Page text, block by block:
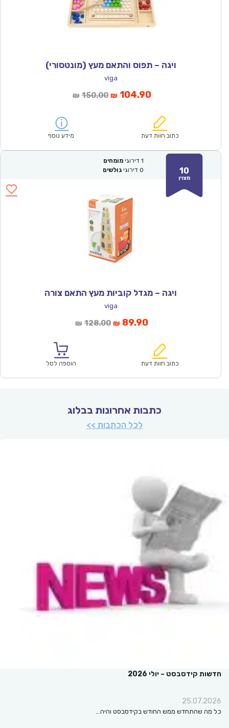
ויגה – תפוס והתאם מעץ (מונטסורי)
viga
₪ 150.00המחיר
₪150.00.
₪ 104.90המחיר
הוא:
כתוב חוות דעת מידע נוסף
10
מצוין
1 דירוגי מומחים
0 דירוגי גולשים
ויגה – מגדל קוביות מעץ התאם צורה
viga
₪ 128.00המחיר
₪128.00.
₪ 89.90המחיר
הוא:
כתוב חוות דעת הוספה לסל
כתבות אחרונות בבלוג
לכל הכתבות >>
חדשות קידסבסט – יולי 2026
25.07.2026
כל מה שהתחדש ממש החודש בקידסבסט והיה…